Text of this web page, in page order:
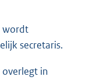
wordt
secretaris.
in